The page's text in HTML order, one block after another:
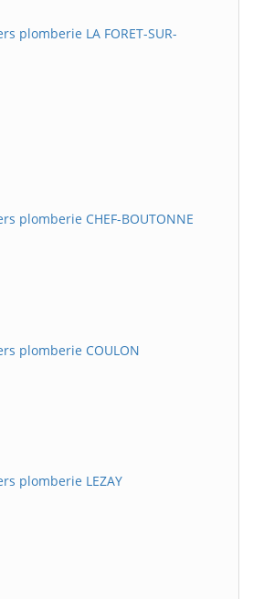
plomberie LA FORET-SUR-
plomberie CHEF-BOUTONNE
plomberie COULON
plomberie LEZAY